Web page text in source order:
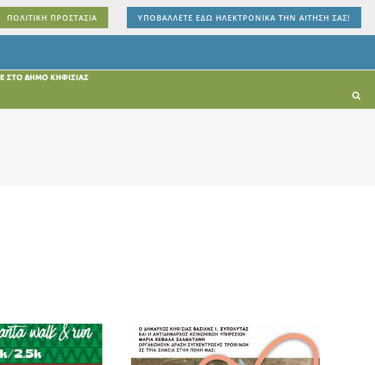
ΠΟΛΙΤΙΚΗ ΠΡΟΣΤΑΣΙΑ ΥΠΟΒΑΛΛΕΤΕ ΕΔΩ ΗΛΕΚΤΡΟΝΙΚΑ ΤΗΝ ΑΙΤΗΣΗ ΣΑΣ!